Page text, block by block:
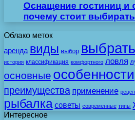
Оснащение гостиниц и
почему стоит
Облако меток
аренда виды выбор выбрать
история классификация комфортного ловля
основные особенности
преимущества применение
рыбалка советы современные типы
Интересное